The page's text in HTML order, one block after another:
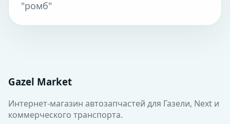
"ромб"
Gazel Market
Интернет-магазин автозапчастей для Газели, Next и
коммерческого транспорта.